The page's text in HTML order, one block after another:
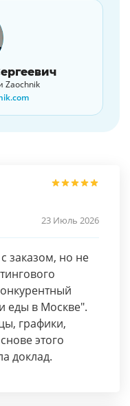
Zaochnik
23 Июль 2026
заказом, но не
еды в Москве".
графики,
этого
доклад.